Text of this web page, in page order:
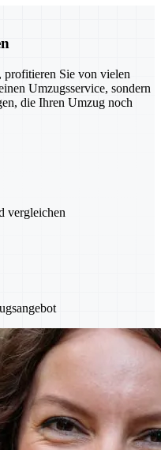
profitieren Sie von vielen
Umzugsservice, sondern
die Ihren Umzug noch
vergleichen